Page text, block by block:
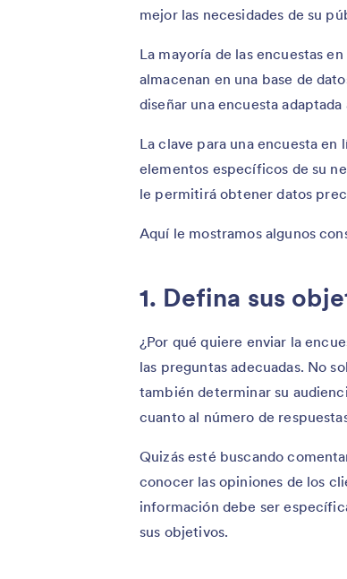
mejor las necesidades de su
La mayoría de las encuestas
almacenan en una base de
diseñar una encuesta adaptada
La clave para una encuesta
elementos específicos de su
le permitirá obtener datos
Aquí le mostramos algunos
1. Defina sus
¿Por qué quiere enviar la
las preguntas adecuadas. No
también determinar su
cuanto al número de
Quizás esté buscando
conocer las opiniones de los
información debe ser
sus objetivos.